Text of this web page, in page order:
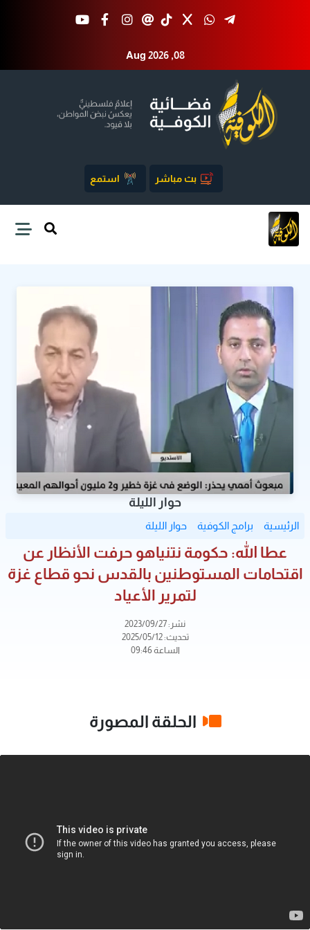
Aug 2026 ,08
بث مباشر استمع
حوار الليلة
الرئيسية برامج الكوفية حوار الليلة
عطا الله: حكومة نتنياهو حرفت الأنظار عن
اقتحامات المستوطنين بالقدس نحو قطاع غزة
لتمرير الأعياد
نشر: 2023/09/27
تحديث: 2025/05/12
الساعة 09:46
الحلقة المصورة